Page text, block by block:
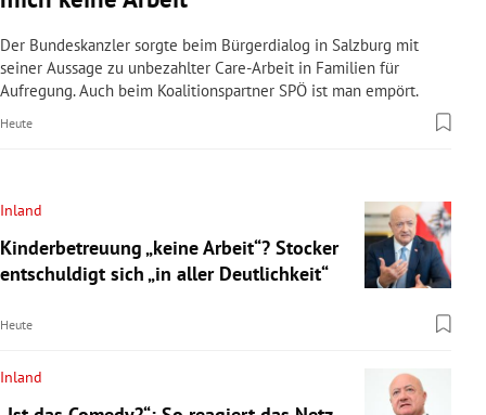
Der Bundeskanzler sorgte beim Bürgerdialog in Salzburg mit
seiner Aussage zu unbezahlter Care-Arbeit in Familien für
Aufregung. Auch beim Koalitionspartner SPÖ ist man empört.
Heute
Inland
Kinderbetreuung „keine Arbeit“? Stocker
entschuldigt sich „in aller Deutlichkeit“
Heute
Inland